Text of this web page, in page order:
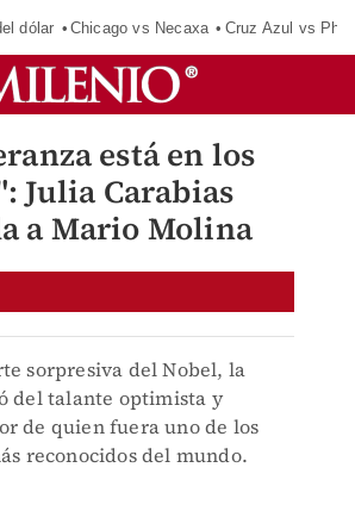
dólar Chicago vs Necaxa Cruz Azul vs
está en los
Julia Carabias
a Mario Molina
sorpresiva del Nobel, la
del talante optimista y
de quien fuera uno de los
reconocidos del mundo.